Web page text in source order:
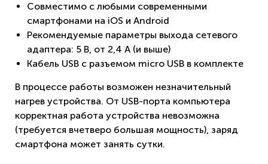
Совместимо с любыми современными
смартфонами на iOS и Android
Рекомендуемые параметры выхода сетевого
адаптера: 5 B, от 2,4 A (и выше)
Кабель USB с разъемом micro USB в комплекте
В процессе работы возможен незначительный
нагрев устройства. От USB-порта компьютера
корректная работа устройства невозможна
(требуется вчетверо большая мощность), заряд
смартфона может занять сутки.